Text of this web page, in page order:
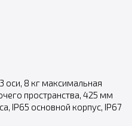
оси, 8 кг максимальная
пространства, 425 мм
IP65 основной корпус, IP67